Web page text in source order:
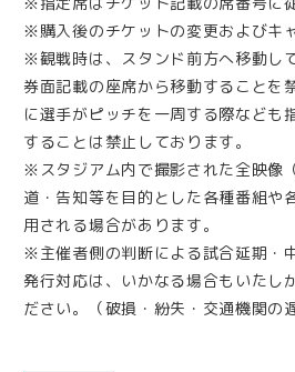
※購入後のチケットの変更およびキ
※観戦時は、スタンド前方へ移動し
券面記載の座席から移動することを
に選手がピッチを一周する際なども
することは禁止しております。
※スタジアム内で撮影された全映像
道・告知等を目的とした各種番組や
用される場合があります。
※主催者側の判断による試合延期・
発行対応は、いかなる場合もいたし
ださい。（破損・紛失・交通機関の